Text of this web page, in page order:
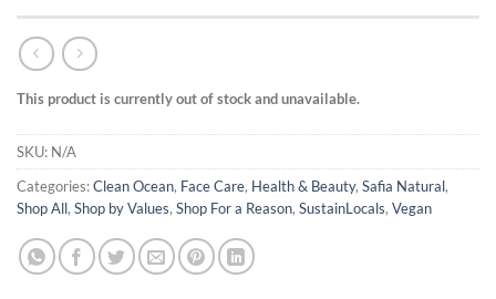
This product is currently out of stock and unavailable.
SKU: N/A
Categories:Clean Ocean, Face Care, Health & Beauty, Safia Natural,
Shop All, Shop by Values, Shop For a Reason, SustainLocals, Vegan